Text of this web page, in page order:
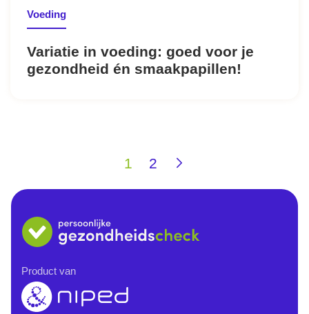
Voeding
Variatie in voeding: goed voor je
gezondheid én smaakpapillen!
1 2
Product van